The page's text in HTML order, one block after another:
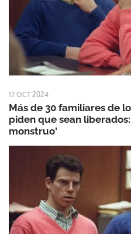
17 OCT 2024
Más de 30 familiares de
piden que sean
monstruo'